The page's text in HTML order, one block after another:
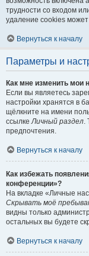
трудности со входом
удаление cookies
Вернуться к началу
Параметры и
Как мне изменить мои
Если вы являетесь
настройки хранятся в
щёлкните на имени
ссылкеЛичный раздел.
предпочтения.
Вернуться к началу
Как избежать
конференции»?
На вкладке «Личные
Скрывать моё
видны только
остальных вы будете
Вернуться к началу